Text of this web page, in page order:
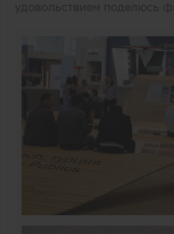
удовольствием поделюсь